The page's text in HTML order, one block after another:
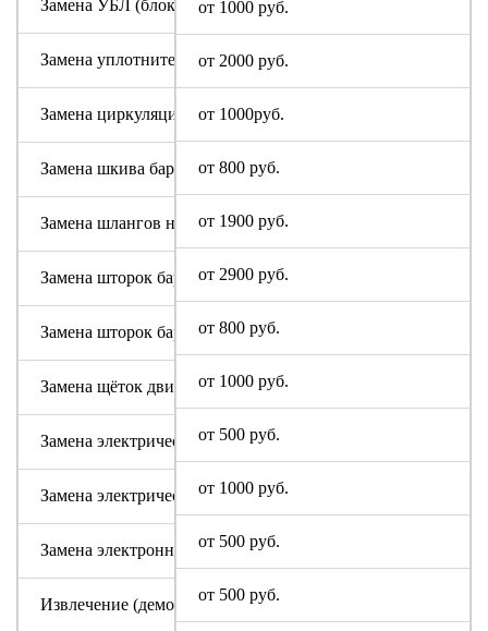
от 1000 руб.
от 2000 руб.
от 1000руб.
от 800 руб.
от 1900 руб.
от 2900 руб.
от 800 руб.
от 1000 руб.
от 500 руб.
от 1000 руб.
от 500 руб.
от 500 руб.
Замена УБЛ (блокировки люка)
Замена уплотнительной резины люка (манжеты)
Замена циркуляционного насоса Sony
Замена шкива барабана
Замена шлангов налива и слива воды
Замена шторок барабана (для машин с вертикальной
Замена шторок барабана с разбором бака (для машин с
Замена щёток двигателя
Замена электрического модуля на новый
Замена электрического шнура
Замена электронного модуля
Извлечение (демонтаж) машинки из труднодоступных мест